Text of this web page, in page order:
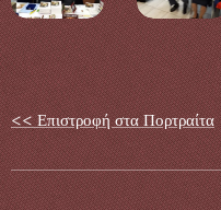
<< Επιστροφή στα Πορτραίτα